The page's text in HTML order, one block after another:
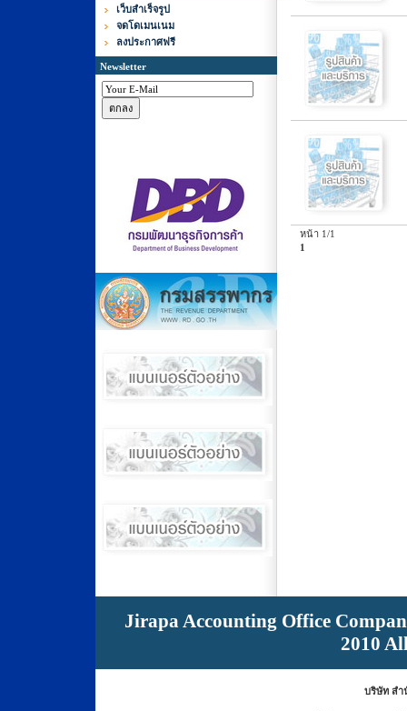
เว็บสำเร็จรูป
จดโดเมนเนม
ลงประกาศฟรี
Newsletter
หน้า 1/1
1
Jirapa Accounting Office
2010
บริษัท สำ